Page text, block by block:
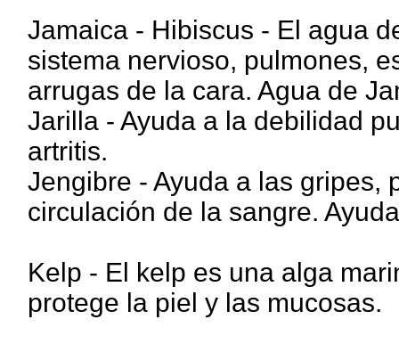
Jamaica - Hibiscus - El agua
sistema nervioso, pulmones,
arrugas de la cara. Agua de
Jarilla - Ayuda a la debilidad
artritis.
Jengibre - Ayuda a las gripes,
circulación de la sangre.
Kelp - El kelp es una alga
protege la piel y las mucosas.